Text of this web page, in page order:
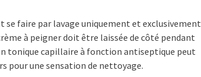
se faire par lavage uniquement et exclusivement
à peigner doit être laissée de côté pendant
tonique capillaire à fonction antiseptique peut
pour une sensation de nettoyage.